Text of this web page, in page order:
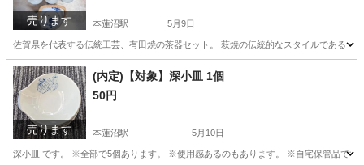
売ります 本蓮沼駅 5月9日
佐賀県を代表する伝統工芸、有田焼の茶器セット。 萩焼の伝統的なスタイルである
東京 板橋区 本蓮沼駅 食器 セット
売ります
(内定)【対象】深小皿 1個
50円
本蓮沼駅 5月10日
深小皿 です。 ※全部で5個あります。 ※使用感あるのもあります。 ※自宅保管品です